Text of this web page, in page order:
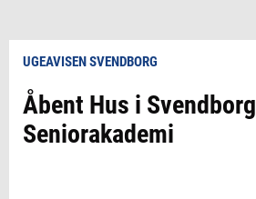
UGEAVISEN SVENDBORG
Åbent Hus i Svendborg
Seniorakademi